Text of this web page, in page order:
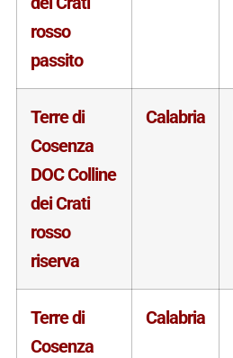
rosso
passito
Terre di
Cosenza
DOC Colline
dei Crati
rosso
riserva
Calabria
Terre di
Cosenza
Calabria